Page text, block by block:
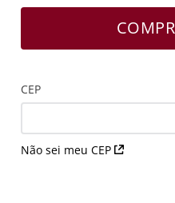
CEP
Não sei meu CEP